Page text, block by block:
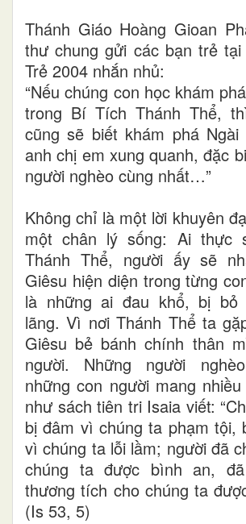
Thánh Giáo Hoàng Gioan
thư chung gửi các bạn trẻ
Trẻ 2004 nhắn nhủ:
“Nếu chúng con học khám
trong Bí Tích Thánh Thể,
cũng sẽ biết khám phá Ngài
anh chị em xung quanh, đặc
người nghèo cùng nhất…”
Không chỉ là một lời khuyên
một chân lý sống: Ai thực
Thánh Thể, người ấy sẽ
Giêsu hiện diện trong từng
là những ai đau khổ, bị bỏ
lãng. Vì nơi Thánh Thể ta
Giêsu bẻ bánh chính thân
người. Những người
những con người mang
như sách tiên tri Isaia viết:
bị đâm vì chúng ta phạm tội,
vì chúng ta lỗi lầm; người đã
chúng ta được bình an,
thương tích cho chúng ta
(Is 53, 5)